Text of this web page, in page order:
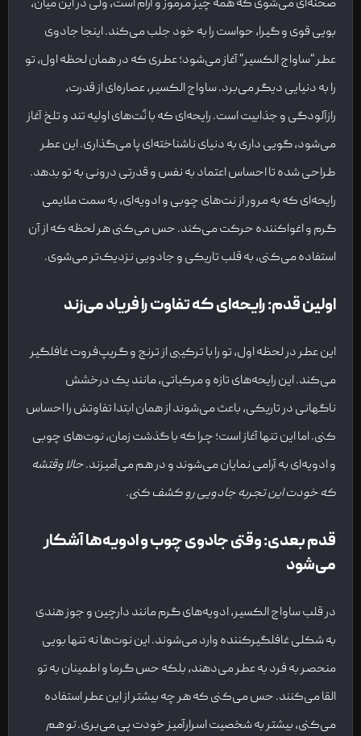
صحنه‌ای می‌شوی که همه چیز مرموز و آرام است، ولی در این میان،
بویی قوی و گیرا، حواست را به خود جلب می‌کند. اینجا جادوی
عطر “ساواج الکسیر” آغاز می‌شود؛ عطری که در همان لحظه اول، تو
را به دنیایی دیگر می‌برد. ساواج الکسیر، عصاره‌ای از قدرت،
رازآلودگی و جذابیت است. رایحه‌ای که با نُت‌های اولیه تند و تلخ آغاز
می‌شود، گویی داری به دنیای ناشناخته‌ای پا می‌گذاری. این عطر
طراحی شده تا احساس اعتماد به نفس و قدرتی درونی به تو بدهد.
رایحه‌ای که به مرور از نت‌های چوبی و ادویه‌ای، به سمت ملایمی
گرم و اغواکننده حرکت می‌کند. حس می‌کنی هر لحظه که از آن
استفاده می‌کنی، به قلب تاریکی و جادویی نزدیک‌تر می‌شوی.
اولین قدم: رایحه‌ای که تفاوت را فریاد می‌زند
این عطر در لحظه اول، تو را با ترکیبی از ترنج و گریپ‌فروت غافلگیر
می‌کند. این رایحه‌های تازه و مرکباتی، مانند یک درخشش
ناگهانی در تاریکی، باعث می‌شوند از همان ابتدا تفاوتش را احساس
کنی. اما این تنها آغاز است؛ چرا که با گذشت زمان، نوت‌های چوبی
و ادویه‌ای به آرامی نمایان می‌شوند و در هم می‌آمیزند.حالا وقتشه
که خودت این تجربه جادویی رو کشف کنی.
قدم بعدی: وقتی جادوی چوب و ادویه‌ها آشکار
می‌شود
در قلب ساواج الکسیر، ادویه‌های گرم مانند دارچین و جوز هندی
به شکلی غافلگیرکننده وارد می‌شوند. این نوت‌ها نه تنها بویی
منحصر به فرد به عطر می‌دهند، بلکه حس گرما و اطمینان به تو
القا می‌کنند. حس می‌کنی که هر چه بیشتر از این عطر استفاده
می‌کنی، بیشتر به شخصیت اسرارآمیز خودت پی می‌بری.تو هم